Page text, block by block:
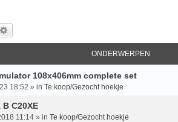
ONDERWERPEN
108x406mm complete set
18:52 » in Te koop/Gezocht hoekje
C20XE
11:14» in Te koop/Gezocht hoekje